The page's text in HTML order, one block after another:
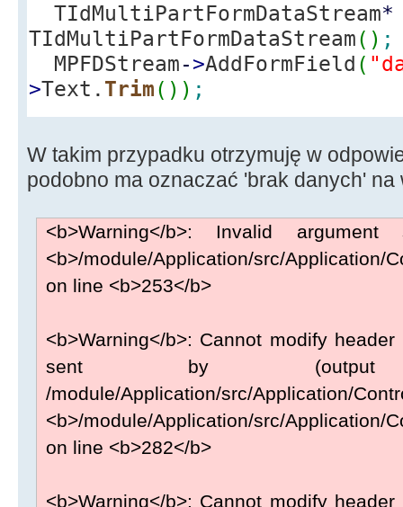
TIdMultiPartFormDataStream*
TIdMultiPartFormDataStream( ) ;
MPFDStream->AddFormField (
>Text. Trim( ) ) ;
String response=IdHTTP1->
MPFDStream);
W takim przypadku otrzymuję w
podobno ma oznaczać 'brak danych' na
<b>Warning</b>: Invalid
<b>/module/Application/src/Application/
on line <b>253</b>
<b>Warning</b>: Cannot modify
sent by
/module/Application/src/Application/
<b>/module/Application/src/Application/
on line <b>282</b>
<b>Warning</b>: Cannot modify